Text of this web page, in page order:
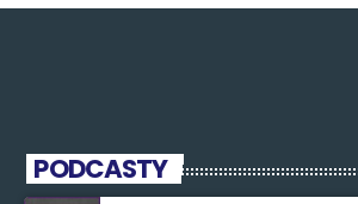
PODCASTY